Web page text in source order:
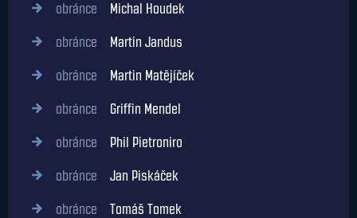
obránce Michal Houdek
obránce Martin Jandus
obránce Martin Matějíček
obránce Griffin Mendel
obránce Phil Pietroniro
obránce Jan Piskáček
obránce Tomáš Tomek